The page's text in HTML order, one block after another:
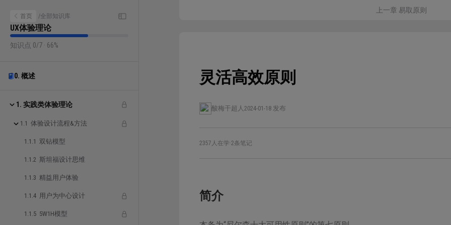
首页 /全部知识库
UX体验理论
知识点 0/7 · 66%
0. 概述
1. 实践类体验理论
1.1 体验设计流程&方法
1.1.1 双钻模型
1.1.2 斯坦福设计思维
1.1.3 精益用户体验
1.1.4 用户为中心设计
1.1.5 5W1H模型
上一章 易取原则
灵活高效原则
酸梅干超人 2024-01-18 发布
2357人在学·2条笔记
简介